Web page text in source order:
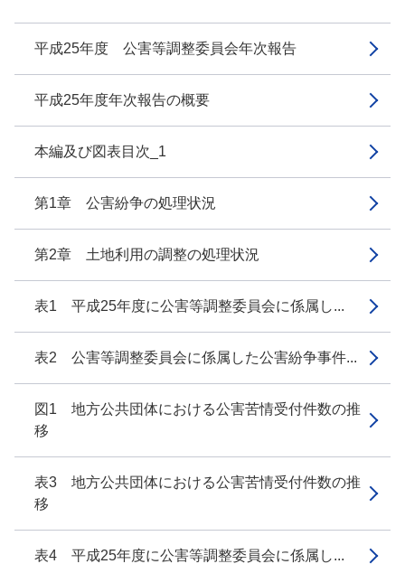
平成25年度 公害等調整委員会年次報告
平成25年度年次報告の概要
本編及び図表目次_1
第1章 公害紛争の処理状況
第2章 土地利用の調整の処理状況
表1 平成25年度に公害等調整委員会に係属し...
表2 公害等調整委員会に係属した公害紛争事件...
図1 地方公共団体における公害苦情受付件数の推
移
表3 地方公共団体における公害苦情受付件数の推
移
表4 平成25年度に公害等調整委員会に係属し...